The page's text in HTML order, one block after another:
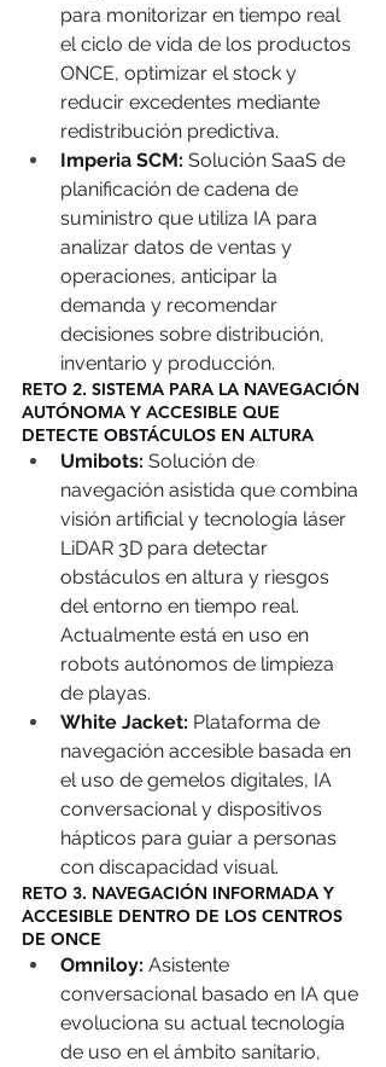
para monitorizar en tiempo real
el ciclo de vida de los productos
ONCE, optimizar el stock y
reducir excedentes mediante
redistribución predictiva.
Imperia SCM: Solución SaaS de
planificación de cadena de
suministro que utiliza IA para
analizar datos de ventas y
operaciones, anticipar la
demanda y recomendar
decisiones sobre distribución,
inventario y producción.
RETO 2. SISTEMA PARA LA NAVEGACIÓN
AUTÓNOMA Y ACCESIBLE QUE
DETECTE OBSTÁCULOS EN ALTURA
Umibots: Solución de
navegación asistida que combina
visión artificial y tecnología láser
LiDAR 3D para detectar
obstáculos en altura y riesgos
del entorno en tiempo real.
Actualmente está en uso en
robots autónomos de limpieza
de playas.
White Jacket: Plataforma de
navegación accesible basada en
el uso de gemelos digitales, IA
conversacional y dispositivos
hápticos para guiar a personas
con discapacidad visual.
RETO 3. NAVEGACIÓN INFORMADA Y
ACCESIBLE DENTRO DE LOS CENTROS
DE ONCE
Omniloy: Asistente
conversacional basado en IA que
evoluciona su actual tecnología
de uso en el ámbito sanitario,